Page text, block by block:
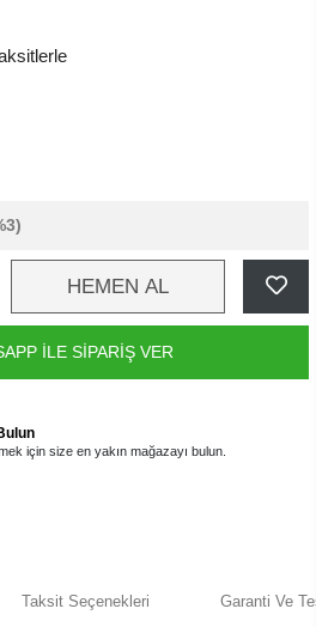
HEMEN AL
İLE SİPARİŞ VER
için size en yakın mağazayı bulun.
Taksit Seçenekleri Garanti Ve